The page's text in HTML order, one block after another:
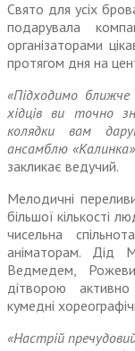
Свято для усіх
подарувала
організа­торами
протягом дня на
«Підходимо
хідців ви точно
колядки вам
ансамблю
закликає ведучий.
Мелодичні
більшої кількості
чисельна
аніматорам. Дід
Ведмедем,
дітворою
кумедні
«Настрій